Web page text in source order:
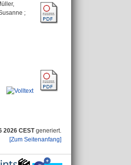
;
2026 CESTgeneriert.
[Zum Seitenanfang]